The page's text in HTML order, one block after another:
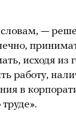
—
исходя из
работу,
в